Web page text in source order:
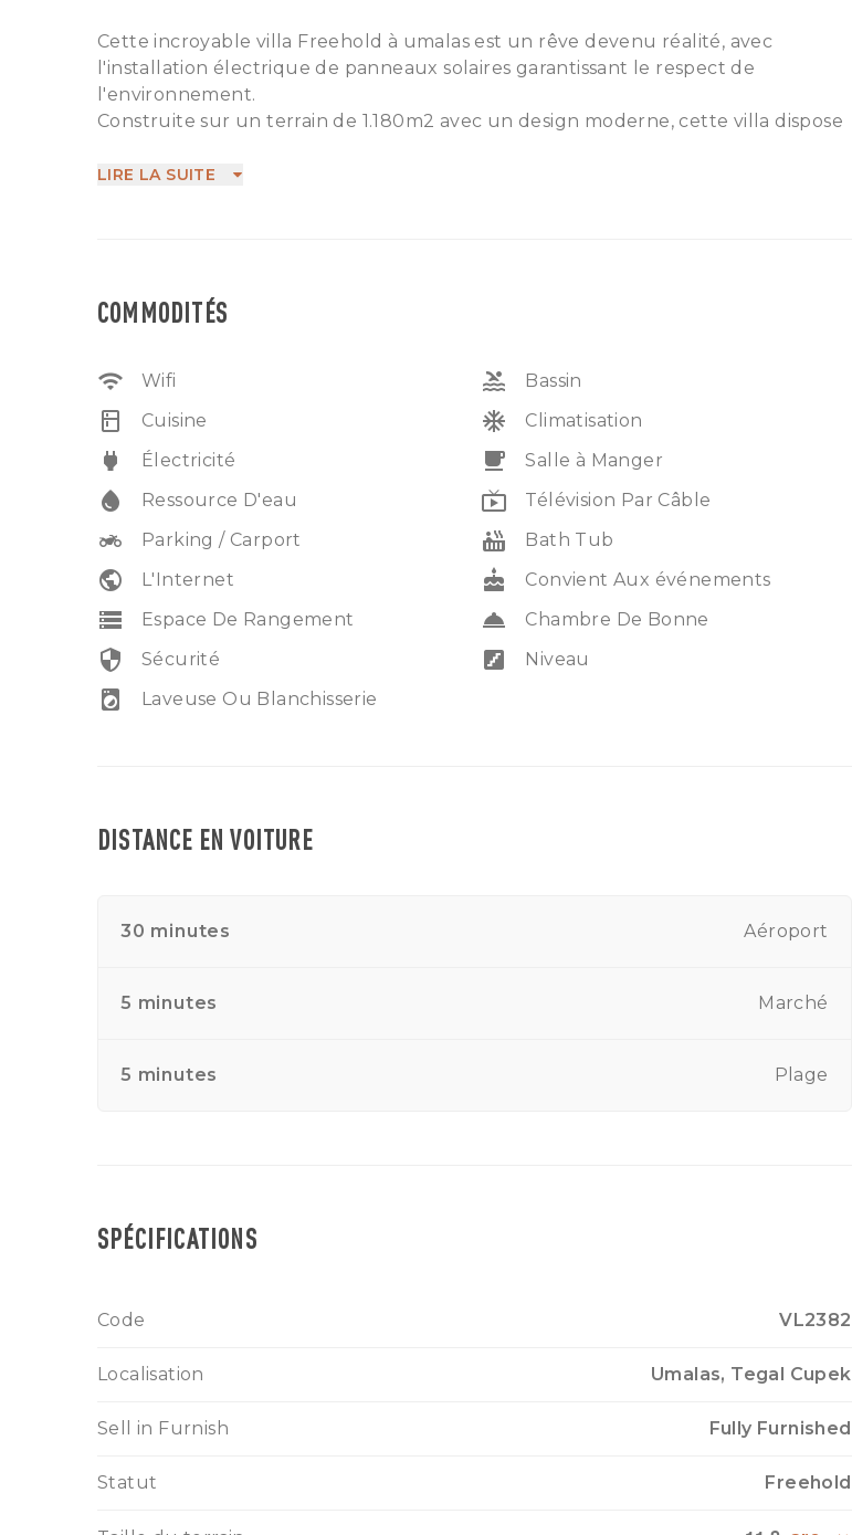
Cette incroyable villa Freehold à umalas est un rêve devenu réalité, avec
l'installation électrique de panneaux solaires garantissant le respect de
l'environnement.
Construite sur un terrain de 1.180m2 avec un design moderne, cette villa dispose
entourée d'un grand jardin tropical où profiter de votre temps en plein air.
LIRE LA SUITE
COMMODITÉS
wifi Wifi pool Bassin
kitchen Cuisine ac_unit Climatisation
power Électricité free_breakfast Salle à Manger
water_drop Ressource D'eau live_tv Télévision Par Câble
two_wheeler Parking / Carport hot_tub Bath Tub
public L'Internet cake Convient Aux événements
storage Espace De Rangement room_service Chambre De Bonne
security Sécurité stairs Niveau
local_laundry_service Laveuse Ou Blanchisserie
DISTANCE EN VOITURE
30 minutes Aéroport
5 minutes Marché
5 minutes Plage
SPÉCIFICATIONS
Code VL2382
Localisation Umalas, Tegal Cupek
Sell in Furnish Fully Furnished
Statut Freehold